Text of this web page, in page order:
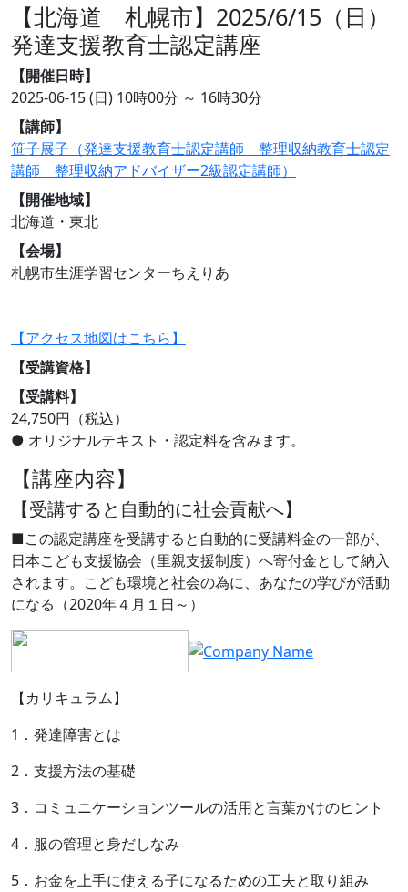
【北海道 札幌市】2025/6/15（日）
発達支援教育士認定講座
【開催日時】
2025-06-15 (日) 10時00分 ～ 16時30分
【講師】
笹子展子（発達支援教育士認定講師 整理収納教育士認定
講師 整理収納アドバイザー2級認定講師）
【開催地域】
北海道・東北
【会場】
札幌市生涯学習センターちえりあ
【アクセス地図はこちら】
【受講資格】
【受講料】
24,750円（税込）
● オリジナルテキスト・認定料を含みます。
【講座内容】
【受講すると自動的に社会貢献へ】
■この認定講座を受講すると自動的に受講料金の一部が、
日本こども支援協会（里親支援制度）へ寄付金として納入
されます。こども環境と社会の為に、あなたの学びが活動
になる（2020年４月１日～）
【カリキュラム】
1．発達障害とは
2．支援方法の基礎
3．コミュニケーションツールの活用と言葉かけのヒント
4．服の管理と身だしなみ
5．お金を上手に使える子になるための工夫と取り組み